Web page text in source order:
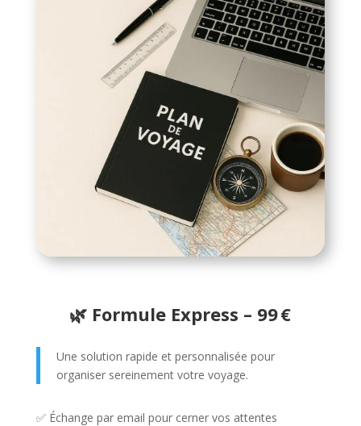
🌿 Formule Express – 99 €
Une solution rapide et personnalisée pour
organiser sereinement votre voyage.
✅ Échange par email pour cerner vos attentes